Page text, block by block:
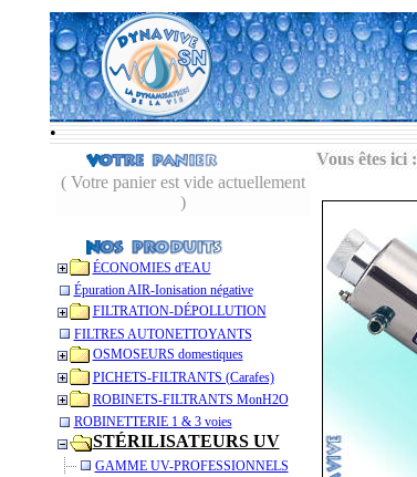
•
( Votre panier est vide actuellement
)
ÉCONOMIES d'EAU
Épuration AIR-Ionisation négative
FILTRATION-DÉPOLLUTION
FILTRES AUTONETTOYANTS
OSMOSEURS domestiques
PICHETS-FILTRANTS (Carafes)
ROBINETS-FILTRANTS MonH2O
ROBINETTERIE 1 & 3 voies
STÉRILISATEURS UV
GAMME UV-PROFESSIONNELS
Vous êtes ici :